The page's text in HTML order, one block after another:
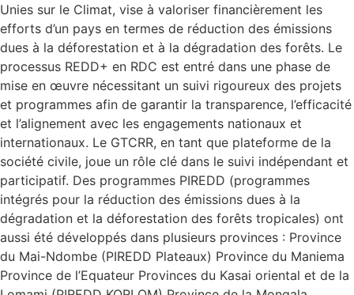
Unies sur le Climat, vise à valoriser financièrement les
efforts d’un pays en termes de réduction des émissions
dues à la déforestation et à la dégradation des forêts. Le
processus REDD+ en RDC est entré dans une phase de
mise en œuvre nécessitant un suivi rigoureux des projets
et programmes afin de garantir la transparence, l’efficacité
et l’alignement avec les engagements nationaux et
internationaux. Le GTCRR, en tant que plateforme de la
société civile, joue un rôle clé dans le suivi indépendant et
participatif. Des programmes PIREDD (programmes
intégrés pour la réduction des émissions dues à la
dégradation et la déforestation des forêts tropicales) ont
aussi été développés dans plusieurs provinces : Province
du Mai-Ndombe (PIREDD Plateaux) Province du Maniema
Province de l’Equateur Provinces du Kasai oriental et de la